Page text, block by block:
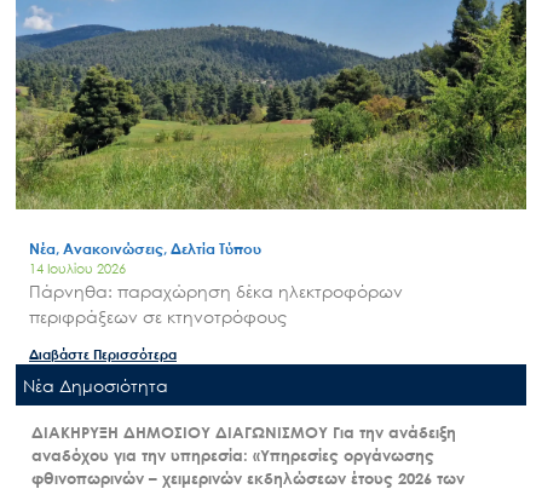
Νέα, Ανακοινώσεις, Δελτία Τύπου
14 Ιουλίου 2026
Πάρνηθα: παραχώρηση δέκα ηλεκτροφόρων
περιφράξεων σε κτηνοτρόφους
Διαβάστε Περισσότερα
Nέα Δημοσιότητα
ΔΙΑΚΗΡΥΞΗ ΔΗΜΟΣΙΟΥ ΔΙΑΓΩΝΙΣΜΟΥ Για την ανάδειξη
αναδόχου για την υπηρεσία: «Υπηρεσίες οργάνωσης
φθινοπωρινών – χειμερινών εκδηλώσεων έτους 2026 των